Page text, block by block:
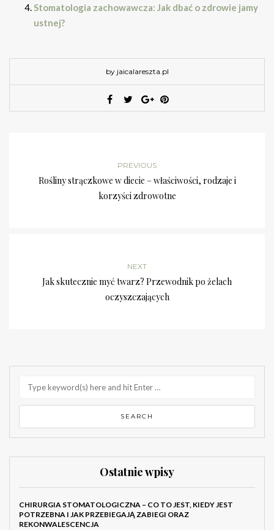
Stomatologia zachowawcza: Jak dbać o zdrowie jamy
ustnej?
by jaicalareszta.pl
PREVIOUS
Rośliny strączkowe w diecie – właściwości, rodzaje i
korzyści zdrowotne
NEXT
Jak skutecznie myć twarz? Przewodnik po żelach
oczyszczających
Ostatnie wpisy
CHIRURGIA STOMATOLOGICZNA – CO TO JEST, KIEDY JEST
POTRZEBNA I JAK PRZEBIEGAJĄ ZABIEGI ORAZ
REKONWALESCENCJA